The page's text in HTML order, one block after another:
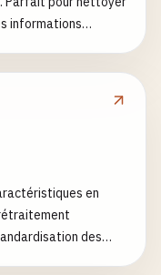
informations
en
des